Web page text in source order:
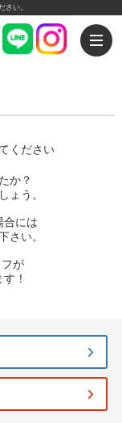
さい。
ください
か？
ょう。
合には
さい。
が
！